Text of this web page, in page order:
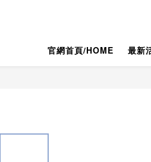
官網首頁/HOME 最新